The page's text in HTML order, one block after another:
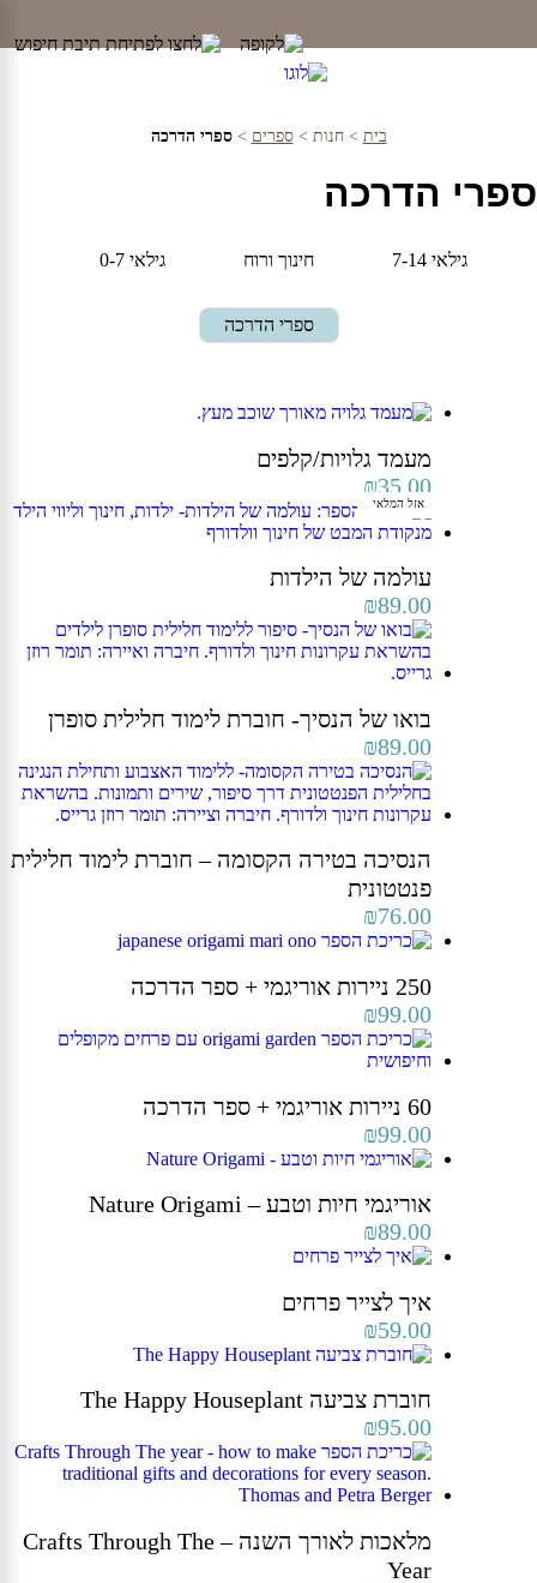
content
בית >חנות >ספרים >ספרי הדרכה
ספרי הדרכה
גילאי 7-14 חינוך ורוח גילאי 0-7
ספרי הדרכה
מעמד גלויות/קלפים
אזל המלאי
₪35.00
עולמה של הילדות
אזל המלאי
₪89.00
בואו של הנסיך- חוברת לימוד חלילית סופרן
₪89.00
הנסיכה בטירה הקסומה – חוברת לימוד חלילית
פנטטונית
₪76.00
250 ניירות אוריגמי + ספר הדרכה
₪99.00
60 ניירות אוריגמי + ספר הדרכה
₪99.00
אוריגמי חיות וטבע – Nature Origami
₪89.00
איך לצייר פרחים
₪59.00
חוברת צביעה The Happy Houseplant
אזל המלאי
₪95.00
מלאכות לאורך השנה – Crafts Through The
Year
אזל המלאי
אזל המלאי
אזל המלאי
אזל המלאי
אזל המלאי
אזל המלאי
אזל המלאי